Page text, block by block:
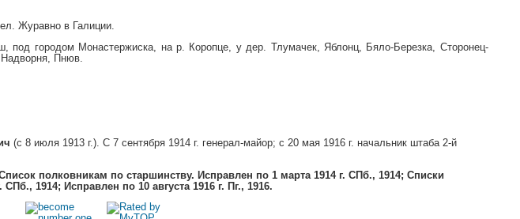
Журавно в Галиции.
под городом Монастержиска, на р. Коропце, у дер. Тлумачек, Яблонц, Бяло-Березка, Сторонец-
Пнюв.
(с 8 июля 1913 г.). С 7 сентября 1914 г. генерал-майор; с 20 мая 1916 г. начальник штаба 2-й
полковникам по старшинству. Исправлен по 1 марта 1914 г. СПб., 1914; Списки
1914; Исправлен по 10 августа 1916 г. Пг., 1916.